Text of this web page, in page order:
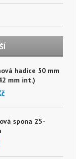
hadice 50 mm
mm int.)
spona 25-